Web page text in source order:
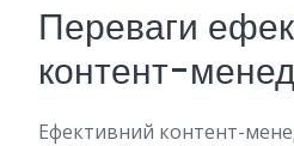
Переваги
контент-
Ефективний контент-